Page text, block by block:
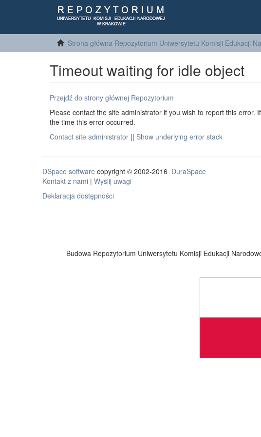
Strona główna Repozytorium Uniwersytetu Komisji Edukacji
Timeout waiting for idle object
Przejdź do strony głównej Repozytorium
Please contact the site administrator if you wish to report this
the time this error occurred.
Contact site administrator || Show underlying error stack
DSpace software copyright © 2002-2016 DuraSpace
Kontakt z nami | Wyślij uwagi
Deklaracja dostępności
Budowa Repozytorium Uniwersytetu Komisji Edukacji